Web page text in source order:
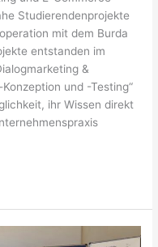
Studierendenprojekte
mit dem Burda
entstanden im
&
und -Testing“
ihr Wissen direkt